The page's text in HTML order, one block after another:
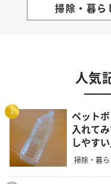
掃除・暮ら
人気
1
ペット
入れて
しやす
掃除・暮ら